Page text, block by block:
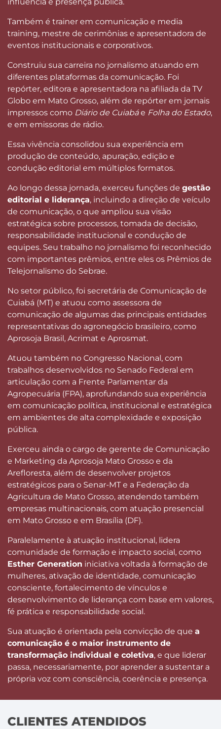
Também é trainer em comunicação e media
training, mestre de cerimônias e apresentadora de
eventos institucionais e corporativos.
Construiu sua carreira no jornalismo atuando em
diferentes plataformas da comunicação. Foi
repórter, editora e apresentadora na afiliada da TV
Globo em Mato Grosso, além de repórter em jornais
impressos como Diário de Cuiabáe Folha do Estado,
e em emissoras de rádio.
Essa vivência consolidou sua experiência em
produção de conteúdo, apuração, edição e
condução editorial em múltiplos formatos.
Ao longo dessa jornada, exerceu funções de gestão
editorial e liderança, incluindo a direção de veículo
de comunicação, o que ampliou sua visão
estratégica sobre processos, tomada de decisão,
responsabilidade institucional e condução de
equipes. Seu trabalho no jornalismo foi reconhecido
com importantes prêmios, entre eles os Prêmios de
Telejornalismo do Sebrae.
No setor público, foi secretária de Comunicação de
Cuiabá (MT) e atuou como assessora de
comunicação de algumas das principais entidades
representativas do agronegócio brasileiro, como
Aprosoja Brasil, Acrimat e Aprosmat.
Atuou também no Congresso Nacional, com
trabalhos desenvolvidos no Senado Federal em
articulação com a Frente Parlamentar da
Agropecuária (FPA), aprofundando sua experiência
em comunicação política, institucional e estratégica
em ambientes de alta complexidade e exposição
pública.
Exerceu ainda o cargo de gerente de Comunicação
e Marketing da Aprosoja Mato Grosso e da
Arefloresta, além de desenvolver projetos
estratégicos para o Senar-MT e a Federação da
Agricultura de Mato Grosso, atendendo também
empresas multinacionais, com atuação presencial
em Mato Grosso e em Brasília (DF).
Paralelamente à atuação institucional, lidera
comunidade de formação e impacto social, como
Esther Generation iniciativa voltada à formação de
mulheres, ativação de identidade, comunicação
consciente, fortalecimento de vínculos e
desenvolvimento de liderança com base em valores,
fé prática e responsabilidade social.
Sua atuação é orientada pela convicção de que a
comunicação é o maior instrumento de
transformação individual e coletiva, e que liderar
passa, necessariamente, por aprender a sustentar a
própria voz com consciência, coerência e presença.
CLIENTES ATENDIDOS